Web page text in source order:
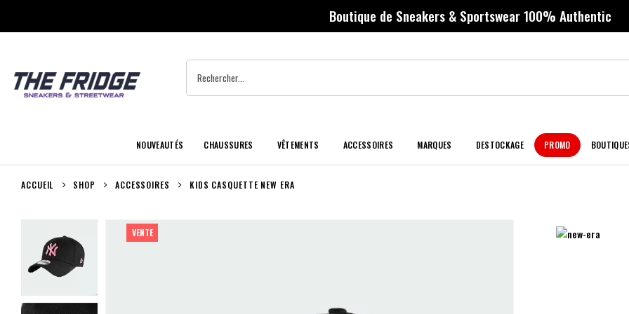
Boutique de Sneakers & Sportswear 100% Authentic
NOUVEAUTÉS CHAUSSURES VÊTEMENTS ACCESSOIRES MARQUES DESTOCKAGE PROMO
ACCUEIL SHOP ACCESSOIRES KIDS CASQUETTE NEW ERA
VENTE